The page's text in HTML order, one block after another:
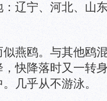
辽宁、河北、山
燕鸥。与其他鸥
快降落时又一转
几乎从不游泳。